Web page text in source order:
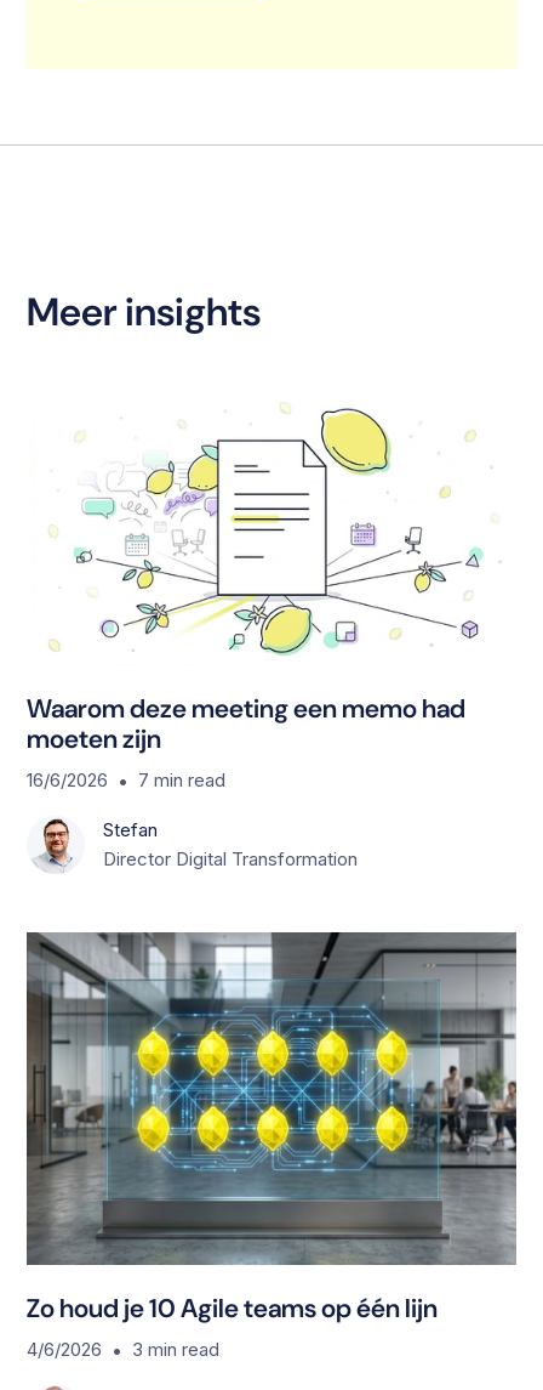
Meer insights
Waarom deze meeting een memo had
moeten zijn
16/6/2026 • 7 min read
Stefan
Director Digital Transformation
Zo houd je 10 Agile teams op één lijn
4/6/2026 • 3 min read